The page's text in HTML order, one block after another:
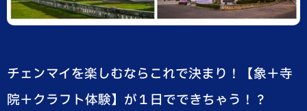
チェンマイを楽しむならこれで決まり！【象＋寺
院＋クラフト体験】が１日でできちゃう！？